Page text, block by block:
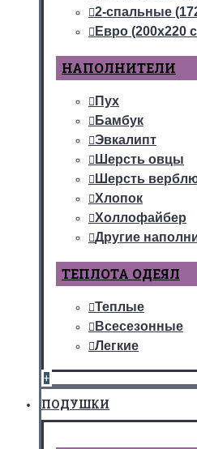
2-спальные
Евро (200х220
НАПОЛНИТЕЛИ
Пух
Бамбук
Эвкалипт
Шерсть овцы
Шерсть
Хлопок
Холлофайбер
Другие
ТЕПЛОТА ОДЕЯЛ
Теплые
Всесезонные
Легкие
+
ПОДУШКИ